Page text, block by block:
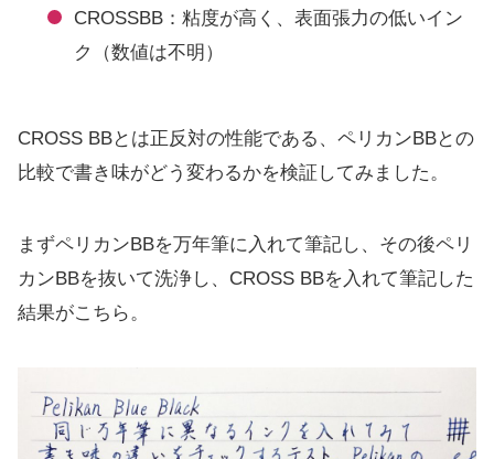
CROSSBB：粘度が高く、表面張力の低いイン
ク（数値は不明）
CROSS BBとは正反対の性能である、ペリカンBBとの
比較で書き味がどう変わるかを検証してみました。
まずペリカンBBを万年筆に入れて筆記し、その後ペリ
カンBBを抜いて洗浄し、CROSS BBを入れて筆記した
結果がこちら。